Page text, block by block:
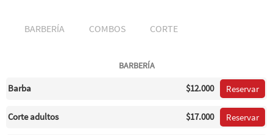
BARBERÍA COMBOS CORTE
BARBERÍA
Barba $12.000 Reservar
Corte adultos $17.000 Reservar